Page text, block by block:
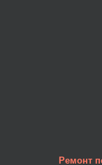
Ремонт